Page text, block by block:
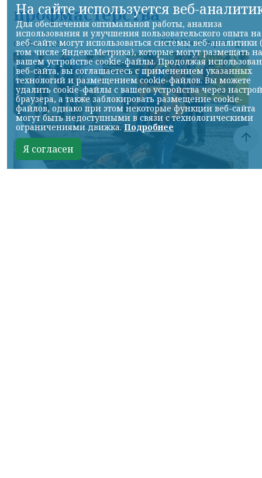
профмастерства
07.08.2026 22:13 НИА-Красноярск
На сайте используется веб-
Для обеспечения оптимальной работы, анализа
использования и улучшения пользовательского опыта на
веб-сайте могут использоваться системы веб-аналитики
том числе Яндекс.Метрика), которые могут размещать на
вашем устройстве cookie-файлы. Продолжая
веб-сайта, вы соглашаетесь с применением указанных
технологий и размещением cookie-файлов. Вы можете
удалить cookie-файлы с вашего устройства через
браузера, а также заблокировать размещение cookie-
файлов, однако при этом некоторые функции веб-сайта
могут быть недоступными в связи с технологическими
ограничениями движка. Подробнее
Я согласен